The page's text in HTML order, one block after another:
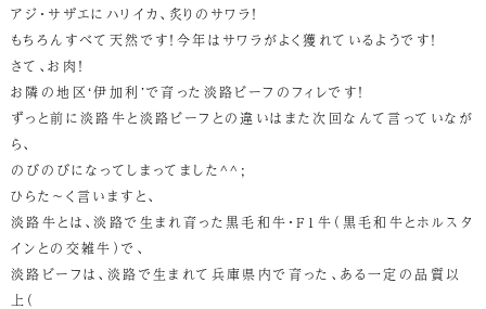
アジ・サザエにハリイカ、炙りのサワラ！
もちろんすべて天然です！今年はサワラがよく獲れているようです！
さて、お肉！
お隣の地区‘伊加利’で育った淡路ビーフのフィレです！
ずっと前に淡路牛と淡路ビーフとの違いはまた次回なんて言っていなが
ら、
のびのびになってしまってました^^;
ひらた～く言いますと、
淡路牛とは、淡路で生まれ育った黒毛和牛・F1牛（黒毛和牛とホルスタ
インとの交雑牛）で、
淡路ビーフは、淡路で生まれて兵庫県内で育った、ある一定の品質以
上（